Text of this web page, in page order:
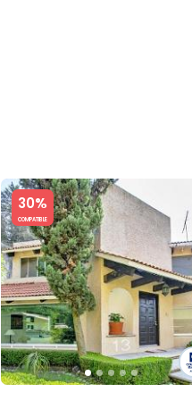
30%
COMPATIBLE
Slide 1 of 5